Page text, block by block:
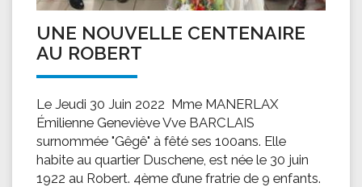
UNE NOUVELLE CENTENAIRE
AU ROBERT
Le Jeudi 30 Juin 2022 Mme MANERLAX
Émilienne Geneviève Vve BARCLAIS
surnommée "Gêgê" à fêté ses 100ans. Elle
habite au quartier Duschene, est née le 30 juin
1922 au Robert. 4ème d’une fratrie de 9 enfants.